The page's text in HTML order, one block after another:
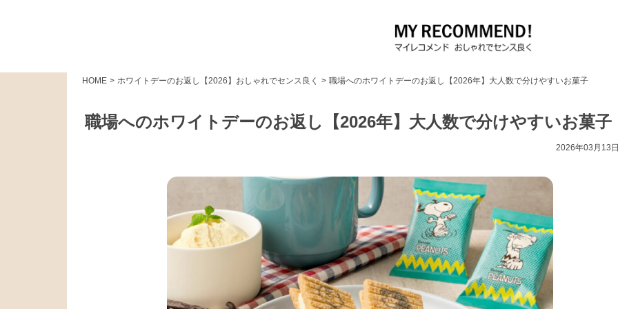
HOME > ホワイトデーのお返し【2026】おしゃれでセンス良く > 職場へのホワイトデーのお返し【2026年】大人数で分けやすいお菓子
職場へのホワイトデーのお返し【2026年】大人数で分けやすいお菓子
2026年03月13